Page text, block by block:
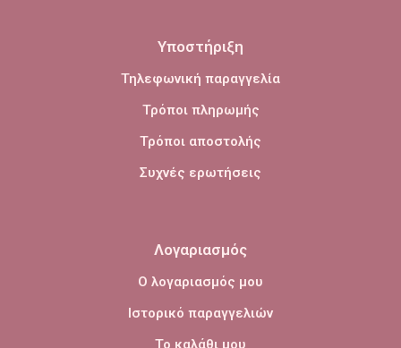
Υποστήριξη
Τηλεφωνική παραγγελία
Τρόποι πληρωμής
Τρόποι αποστολής
Συχνές ερωτήσεις
Λογαριασμός
Ο λογαριασμός μου
Ιστορικό παραγγελιών
Το καλάθι μου